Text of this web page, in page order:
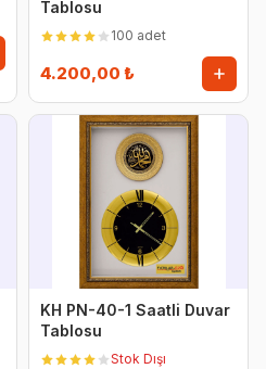
Tablosu
100 adet
4.200,00 ₺
KH PN-40-1 Saatli Duvar
Tablosu
Stok Dışı